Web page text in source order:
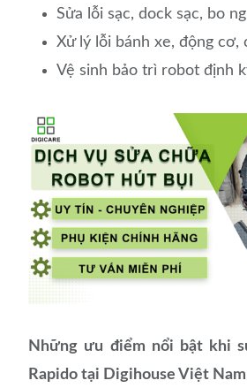
Sửa lỗi sạc, dock sạc, bo
Xử lý lỗi bánh xe, động cơ,
Vệ sinh bảo trì robot định
Những ưu điểm nổi bật khi
Rapido tại Digihouse Việt